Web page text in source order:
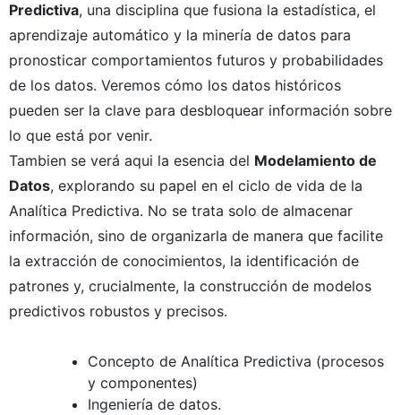
Predictiva, una disciplina que fusiona la estadística, el
aprendizaje automático y la minería de datos para
pronosticar comportamientos futuros y probabilidades
de los datos. Veremos cómo los datos históricos
pueden ser la clave para desbloquear información sobre
lo que está por venir.
Tambien se verá aqui la esencia del Modelamiento de
Datos, explorando su papel en el ciclo de vida de la
Analítica Predictiva. No se trata solo de almacenar
información, sino de organizarla de manera que facilite
la extracción de conocimientos, la identificación de
patrones y, crucialmente, la construcción de modelos
predictivos robustos y precisos.
Concepto de Analítica Predictiva (procesos
y componentes)
Ingeniería de datos.